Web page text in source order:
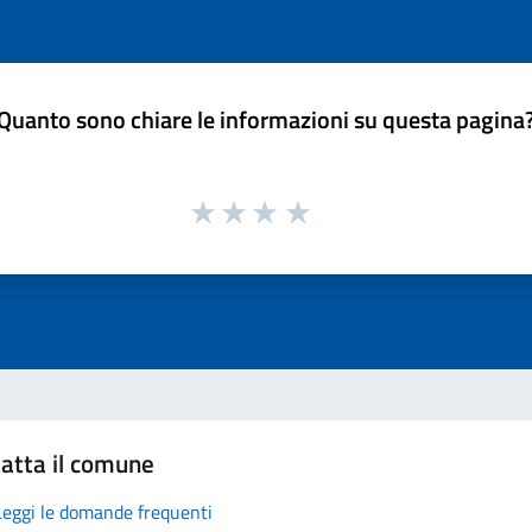
sono chiare le informazioni su questa
il comune
le domande frequenti